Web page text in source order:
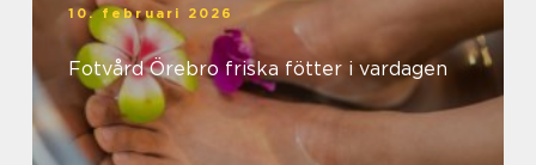
10. februari 2026
Fotvård Örebro friska fötter i vardagen